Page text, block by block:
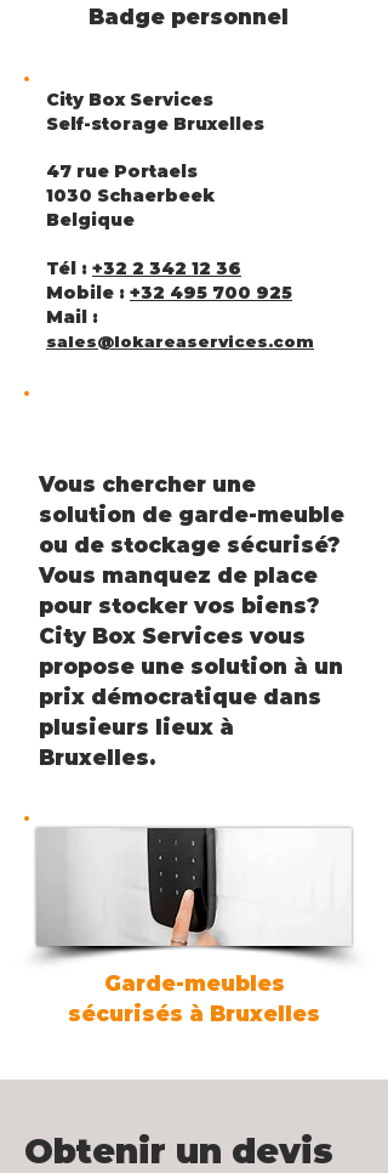
Badge personne
City Box Services
Self-storage Bruxelles
47 rue Portaels
1030 Schaerbeek
Belgique
Tél : +32 2 342 12 36
Mobile : +32 495 700 925
Mail :
sales@lokareaservices.com
Vous chercher une
solution de garde-meuble
ou de stockage sécurisé?
Vous manquez de place
pour stocker vos biens?
City Box Services vous
propose une solution à un
prix démocratique dans
plusieurs lieux à
Bruxelles.
Garde-meubles
sécurisés à Bruxelles
Obtenir un devis